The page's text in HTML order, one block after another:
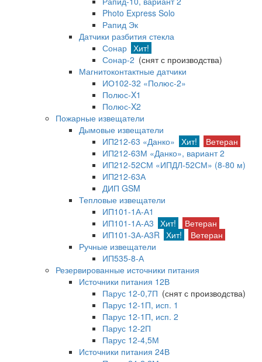
Photo Express Solo
Рапид Эк
Датчики разбития стекла
Сонар Хит!
Сонар-2 (снят с производства)
Магнитоконтактные датчики
ИО102-32 «Полюс-2»
Полюс-X1
Полюс-X2
Пожарные извещатели
Дымовые извещатели
ИП212-63 «Данко» Хит!
Ветеран
ИП212-63М «Данко», вариант 2
ИП212-52СМ «ИПДЛ-52СМ» (8-80 м)
ИП212-63А
ДИП GSM
Тепловые извещатели
ИП101-1А-А1
ИП101-1А-А3 Хит!
Ветеран
ИП101-3А-А3R Хит!
Ветеран
Ручные извещатели
ИП535-8-А
Резервированные источники питания
Источники питания 12В
Парус 12-0,7П (снят с производства)
Парус 12-1П, исп. 1
Парус 12-1П, исп. 2
Парус 12-2П
Парус 12-4,5М
Источники питания 24В